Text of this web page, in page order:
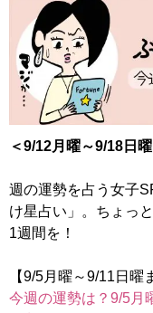
＜9/12月曜～9/18日曜
週の運勢を占う女子
け星占い」。ちょっ
1週間を！
【9/5月曜～9/11日
今週の運勢は？9/5月